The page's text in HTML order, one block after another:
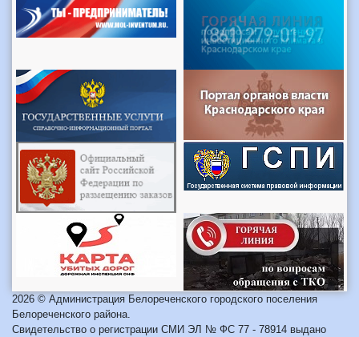
2026 © Администрация Белореченского городского поселения
Белореченского района.
Свидетельство о регистрации СМИ ЭЛ № ФС 77 - 78914 выдано